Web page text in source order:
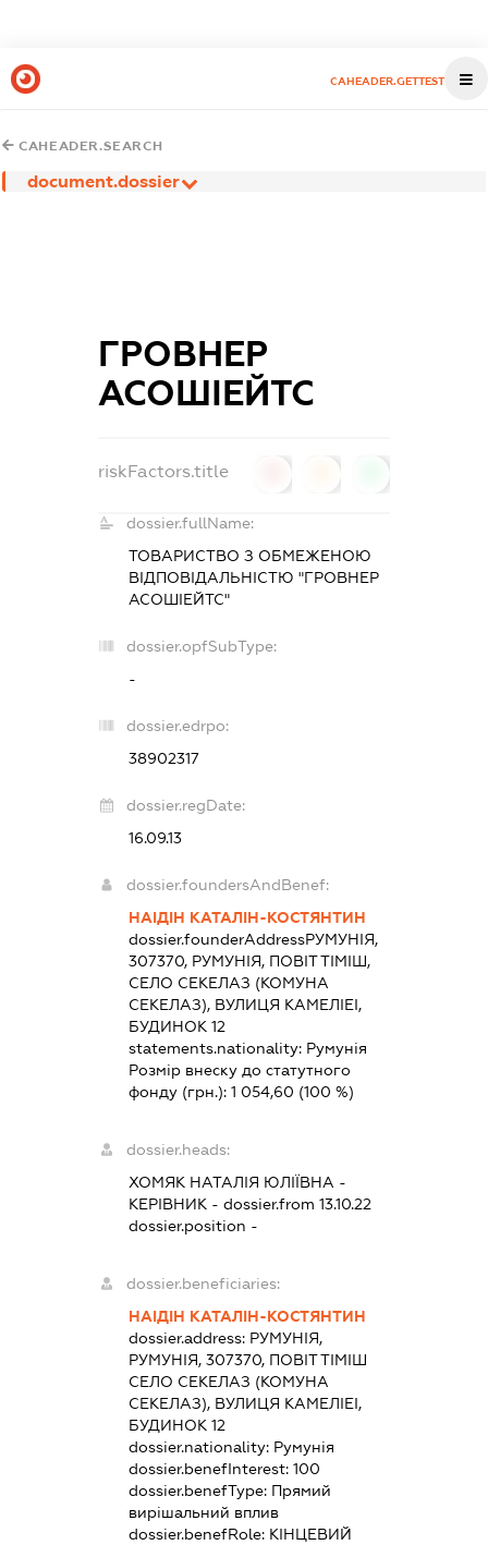
CAHEADER.GETTEST
CAHEADER.SEARCH
document.dossier
ГРОВНЕР
АСОШІЕЙТС
riskFactors.title
dossier.fullName:
ТОВАРИСТВО З ОБМЕЖЕНОЮ
ВІДПОВІДАЛЬНІСТЮ "ГРОВНЕР
АСОШІЕЙТС"
dossier.opfSubType:
-
dossier.edrpo:
38902317
dossier.regDate:
16.09.13
dossier.foundersAndBenef:
НАІДІН КАТАЛІН-КОСТЯНТИН
dossier.founderAddressРУМУНІЯ,
307370, РУМУНІЯ, ПОВІТ ТІМІШ,
СЕЛО СЕКЕЛАЗ (КОМУНА
СЕКЕЛАЗ), ВУЛИЦЯ КАМЕЛІЕІ,
БУДИНОК 12
statements.nationality: Румунія
Розмір внеску до статутного
фонду (грн.): 1 054,60 (100 %)
dossier.heads:
ХОМЯК НАТАЛІЯ ЮЛІЇВНА -
КЕРІВНИК - dossier.from 13.10.22
dossier.position -
dossier.beneficiaries:
НАІДІН КАТАЛІН-КОСТЯНТИН
dossier.address: РУМУНІЯ,
РУМУНІЯ, 307370, ПОВІТ ТІМІШ
СЕЛО СЕКЕЛАЗ (КОМУНА
СЕКЕЛАЗ), ВУЛИЦЯ КАМЕЛІЕІ,
БУДИНОК 12
dossier.nationality: Румунія
dossier.benefInterest: 100
dossier.benefType: Прямий
вирішальний вплив
dossier.benefRole: КІНЦЕВИЙ